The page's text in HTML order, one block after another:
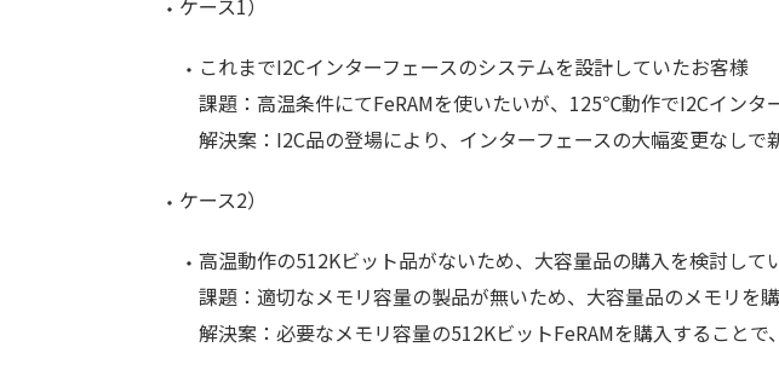
ケース1）
これまでI2Cインターフェースのシステムを設計していたお客様
課題：高温条件にてFeRAMを使いたいが、125℃動作でI2Cインタ
解決案：I2C品の登場により、インターフェースの大幅変更なしで
ケース2）
高温動作の512Kビット品がないため、大容量品の購入を検討して
課題：適切なメモリ容量の製品が無いため、大容量品のメモリを
解決案：必要なメモリ容量の512KビットFeRAMを購入すること